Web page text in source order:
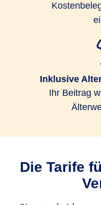
Inklusive
Ihr Beitrag
Die Tarife